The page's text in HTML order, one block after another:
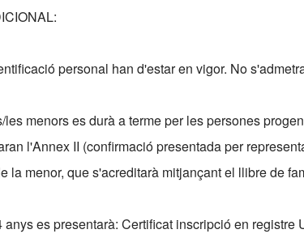
personal han d'estar en vigor. No
menors es durà a terme per les persones
l'Annex II (confirmació presentada per
la menor, que s'acreditarà mitjançant el llibre de
es presentarà: Certificat inscripció en registre